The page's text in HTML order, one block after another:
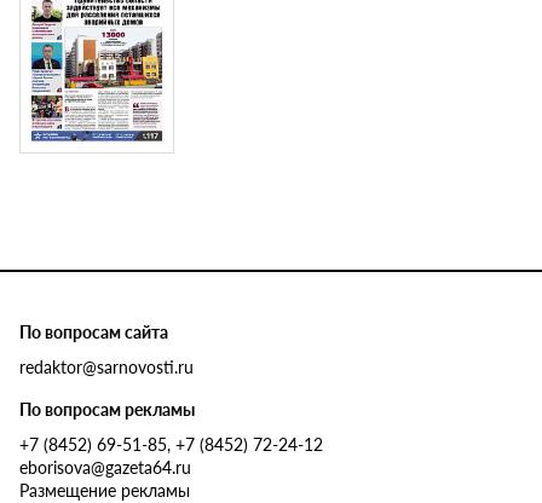
По вопросам сайта
redaktor@sarnovosti.ru
По вопросам рекламы
+7 (8452) 69-51-85, +7 (8452) 72-24-12
eborisova@gazeta64.ru
Размещение рекламы